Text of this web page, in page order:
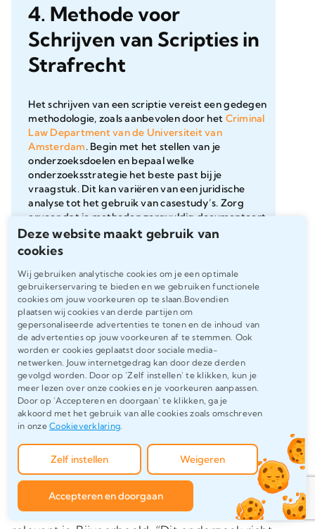
Deze website maakt gebruik van
cookies
Wij gebruiken analytische cookies om je een optimale
gebruikerservaring te bieden en we gebruiken functionele
cookies om jouw voorkeuren op te slaan.Bovendien
plaatsen wij cookies van derde partijen om
gepersonaliseerde advertenties te tonen en de inhoud van
de advertenties op jouw voorkeuren af te stemmen. Ook
worden er cookies geplaatst door sociale media-
netwerken. Jouw internetgedrag kan door deze derden
gevolgd worden. Door op 'Zelf instellen' te klikken, kun je
meer lezen over onze cookies en je voorkeuren aanpassen.
Door op 'Accepteren en doorgaan' te klikken, ga je
akkoord met het gebruik van alle cookies zoals omschreven
in onzeCookieverklaring.
Zelf instellen Weigeren
Accepteren en doorgaan
4. Methode voor
Schrijven van Scripties in
Strafrecht
Het schrijven van een scriptie vereist een gedegen
methodologie, zoals aanbevolen door het Criminal
Law Department van de Universiteit van
Amsterdam. Begin met het stellen van je
onderzoeksdoelen en bepaal welke
onderzoeksstrategie het beste past bij je
vraagstuk. Dit kan variëren van een juridische
analyse tot het gebruik van casestudy’s. Zorg
ervoor dat je methoden zorgvuldig documenteert
en consistent toepast om academische validiteit
te waarborgen.
Het Voorwoord van Je
Strafrecht Scriptie Schrijven
Hetvoorwoord voor je scriptieis je kans om
de lezer een eerste indruk van je werk te
geven. Het is niet de plek voor gedetailleerde
inhoudelijke discussies, maar eerder een
moment om je motivatie, je
onderzoeksdoelen en de waarde van je werk
kort toe te lichten. Begin met een beknopte
uitleg van het onderwerp en waarom het